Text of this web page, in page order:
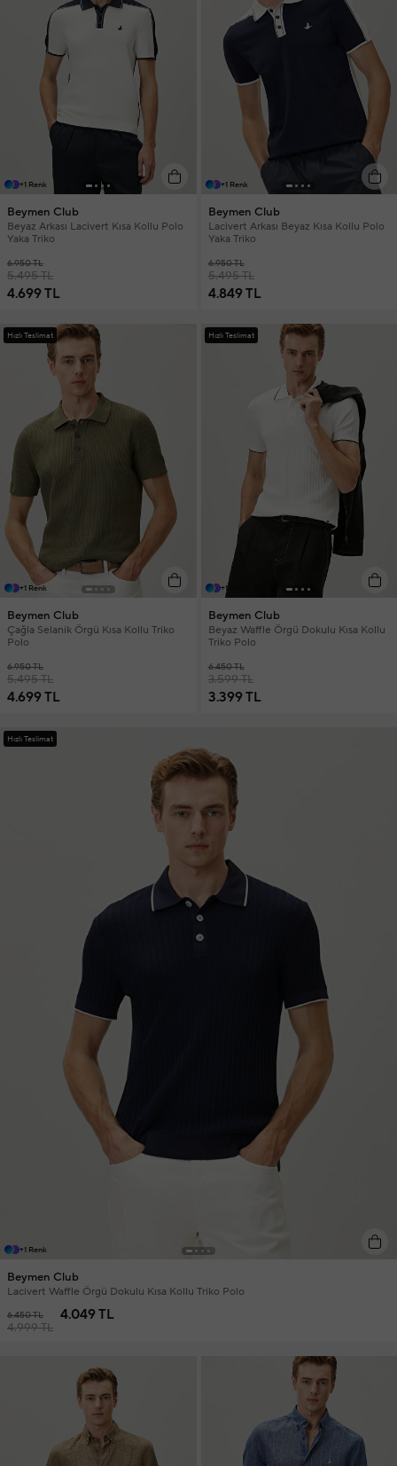
+1 Renk
Beymen Club
Beyaz Arkası Lacivert Kısa Kollu Polo
Yaka Triko
6.950 TL
5.495 TL
4.699 TL
+1 Renk
Beymen Club
Lacivert Arkası Beyaz Kısa Kollu Polo
Yaka Triko
6.950 TL
5.495 TL
4.849 TL
Hızlı Teslimat
+1 Renk
Beymen Club
Çağla Selanik Örgü Kısa Kollu Triko
Polo
6.950 TL
5.495 TL
4.699 TL
Hızlı Teslimat
+1 Renk
Beymen Club
Beyaz Waffle Örgü Dokulu Kısa Kollu
Triko Polo
6.450 TL
3.599 TL
3.399 TL
Hızlı Teslimat
+1 Renk
Beymen Club
Lacivert Waffle Örgü Dokulu Kısa Kollu Triko Polo
6.450 TL
4.999 TL
4.049 TL